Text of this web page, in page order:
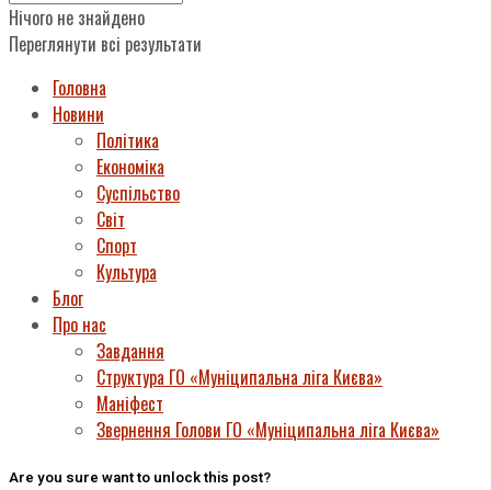
Нічого не знайдено
Переглянути всі результати
Головна
Новини
Політика
Економіка
Суспільство
Світ
Спорт
Культура
Блог
Про нас
Завдання
Структура ГО «Муніципальна ліга Києва»
Маніфест
Звернення Голови ГО «Муніципальна ліга Києва»
Are you sure want to unlock this post?